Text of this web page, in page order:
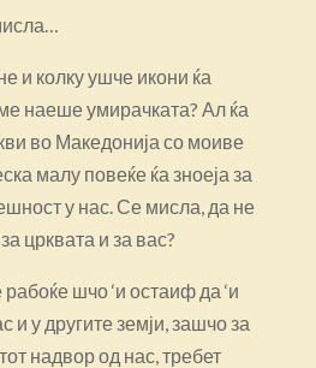
и колку ушче икони ќа
наеше умирачката? Ал ќа
во Македонија со моиве
малу повеќе ќа зноеја за
у нас. Се мисла, да не
црквата и за вас?
шчо ‘и остаиф да ‘и
и у другите земји, зашчо за
надвор од нас, требет